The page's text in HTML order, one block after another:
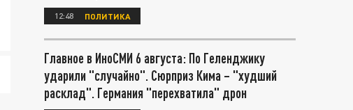
12:48 ПОЛИТИКА
Главное в ИноСМИ 6 августа: По Геленджику
ударили "случайно". Сюрприз Кима – "худший
расклад". Германия "перехватила" дрон